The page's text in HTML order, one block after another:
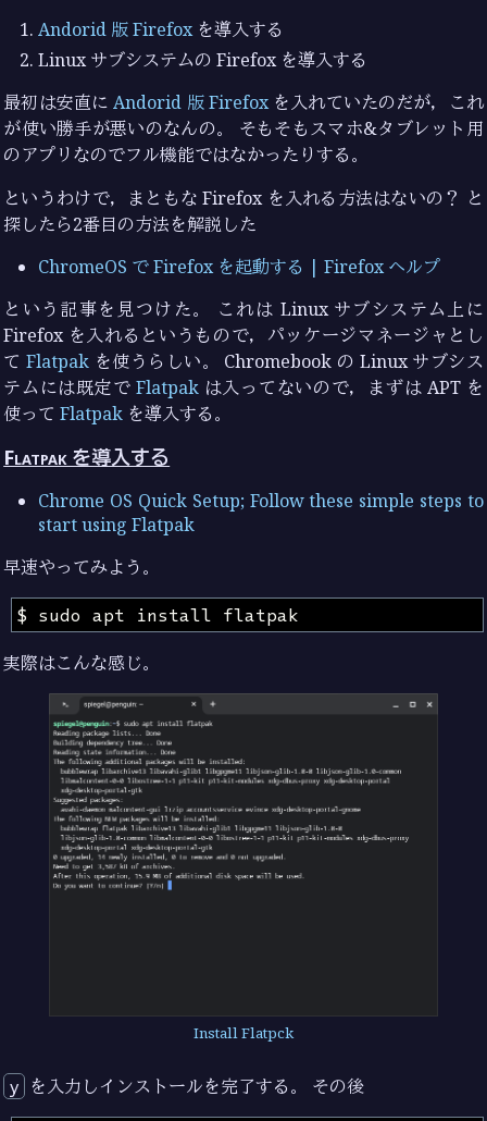
Andorid 版 Firefoxを導入する
Linux サブシステムの Firefox を導入する
最初は安直にAndorid 版 Firefoxを入れていたのだが，これ
が使い勝手が悪いのなんの。 そもそもスマホ&タブレット用
のアプリなのでフル機能ではなかったりする。
というわけで，まともな Firefox を入れる方法はないの？ と
探したら2番目の方法を解説した
ChromeOS で Firefox を起動する | Firefox ヘルプ
という記事を見つけた。 これは Linux サブシステム上に
Firefox を入れるというもので，パッケージマネージャとし
てFlatpak を使うらしい。 Chromebook の Linux サブシス
テムには既定で Flatpakは入ってないので，まずは APT を
使ってFlatpak を導入する。
Flatpak を導入する
Chrome OS Quick Setup; Follow these simple steps to
start using Flatpak
早速やってみよう。
実際はこんな感じ。
Install Flatpck
y を入力しインストールを完了する。 その後